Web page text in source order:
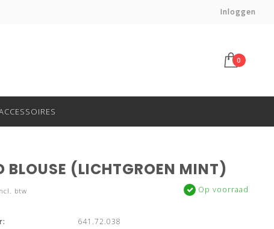
Inloggen
0
BLOUSE (LICHTGROEN MINT)
btw Op voorraad
641.72.038